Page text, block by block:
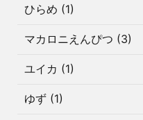
ひらめ (1)
マカロニえんぴつ (3)
ユイカ (1)
ゆず (1)